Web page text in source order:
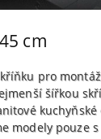
cm
pro
šířkou
modely pouze